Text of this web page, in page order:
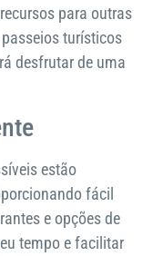
para outras
turísticos
desfrutar de uma
estão
fácil
e opções de
tempo e facilitar